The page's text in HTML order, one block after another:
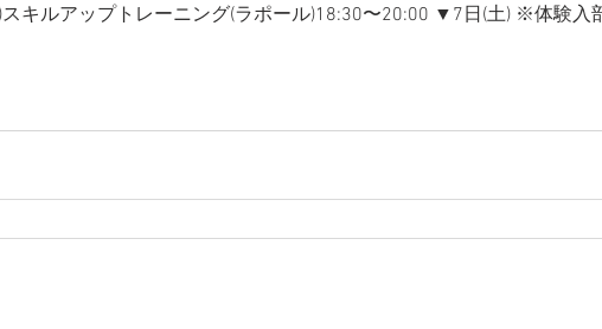
キルアップトレーニング(ラポール)18:30〜20:00 ▼7日(土) ※体験入